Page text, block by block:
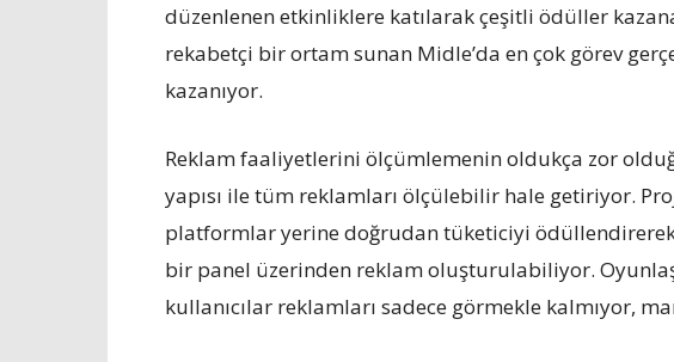
düzenlenen etkinliklere katılarak çeşitli ödüller
rekabetçi bir ortam sunan Midle’da en çok görev
kazanıyor.
Reklam faaliyetlerini ölçümlemenin oldukça zor
yapısı ile tüm reklamları ölçülebilir hale getiriyor.
platformlar yerine doğrudan tüketiciyi
bir panel üzerinden reklam oluşturulabiliyor.
kullanıcılar reklamları sadece görmekle kalmıyor,